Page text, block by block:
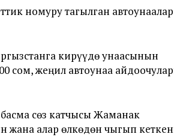
номуру тагылган автоунаалар
кирүүдө унаасынын
сом, жеңил автоунаа
сөз катчысы Жаманак
жана алар өлкөдөн чыгып